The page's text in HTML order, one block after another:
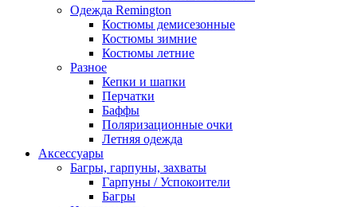
Одежда Remington
Костюмы демисезонные
Костюмы зимние
Костюмы летние
Разное
Кепки и шапки
Перчатки
Баффы
Поляризационные очки
Летняя одежда
Аксессуары
Багры, гарпуны, захваты
Гарпуны / Успокоители
Багры